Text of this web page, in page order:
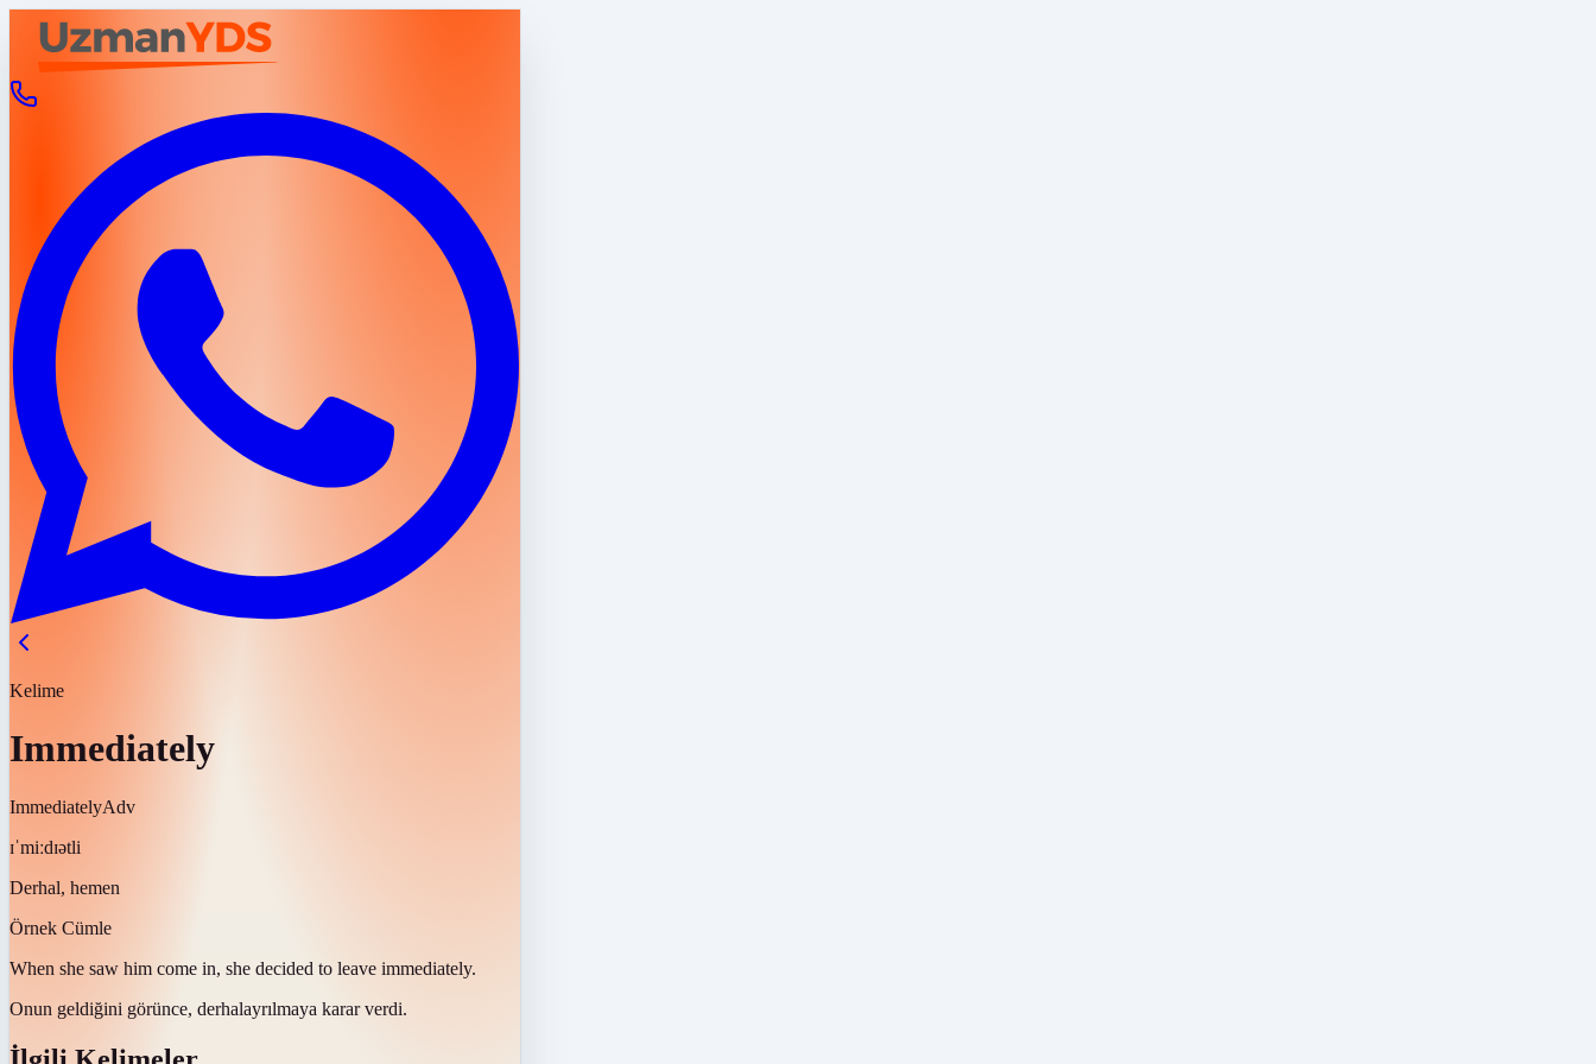
Kelime
Immediately
ImmediatelyAdv
ɪˈmiːdɪətli
Derhal, hemen
Örnek Cümle
When she saw him come in, she decided to leave immediately.
Onun geldiğini görünce, derhalayrılmaya karar verdi.